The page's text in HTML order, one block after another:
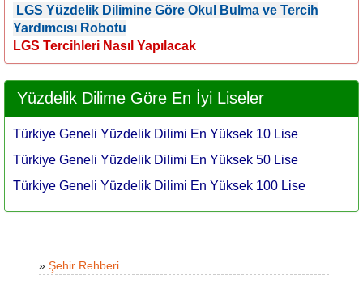
LGS Yüzdelik Dilimine Göre Okul Bulma ve Tercih
Yardımcısı Robotu
LGS Tercihleri Nasıl Yapılacak
Yüzdelik Dilime Göre En İyi Liseler
Türkiye Geneli Yüzdelik Dilimi En Yüksek 10 Lise
Türkiye Geneli Yüzdelik Dilimi En Yüksek 50 Lise
Türkiye Geneli Yüzdelik Dilimi En Yüksek 100 Lise
» Şehir Rehberi